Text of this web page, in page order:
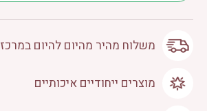
משלוח מהיר מהיום להיום במרכז
מוצרים ייחודיים איכותיים